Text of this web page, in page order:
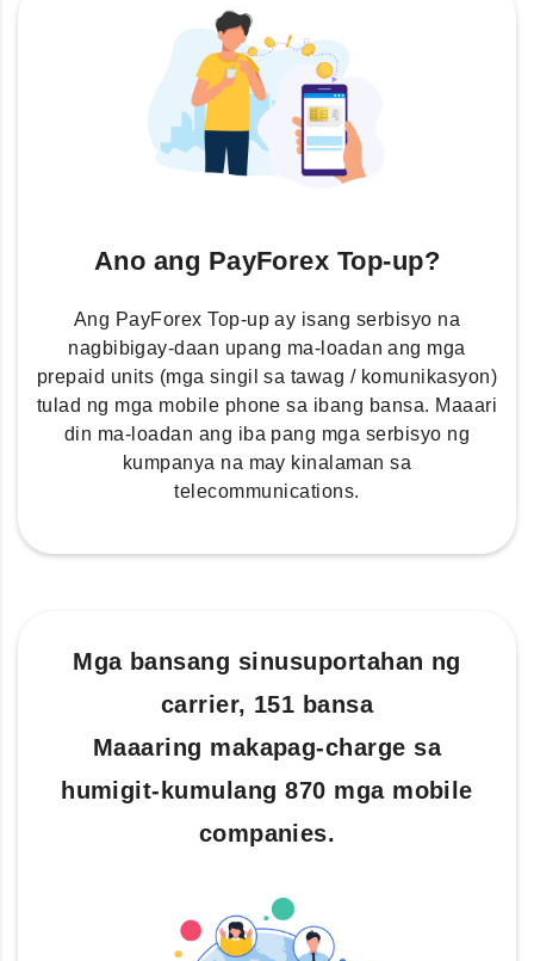
Ano ang PayForex Top-up?
Ang PayForex Top-up ay isang serbisyo na
nagbibigay-daan upang ma-loadan ang mga
prepaid units (mga singil sa tawag / komunikasyon)
tulad ng mga mobile phone sa ibang bansa. Maaari
din ma-loadan ang iba pang mga serbisyo ng
kumpanya na may kinalaman sa
telecommunications.
Mga bansang sinusuportahan ng
carrier, 151 bansa
Maaaring makapag-charge sa
humigit-kumulang 870 mga mobile
companies.